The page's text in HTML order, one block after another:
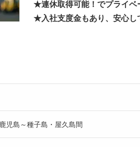
★連休取得可能！でプライベ
★入社支度金もあり、安心し
児島～種子島・屋久島間